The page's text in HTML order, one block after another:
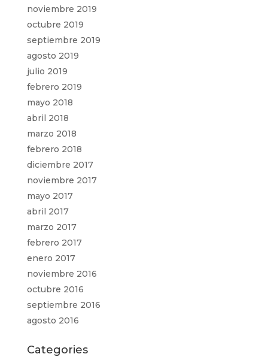
noviembre 2019
octubre 2019
septiembre 2019
agosto 2019
julio 2019
febrero 2019
mayo 2018
abril 2018
marzo 2018
febrero 2018
diciembre 2017
noviembre 2017
mayo 2017
abril 2017
marzo 2017
febrero 2017
enero 2017
noviembre 2016
octubre 2016
septiembre 2016
agosto 2016
Categories